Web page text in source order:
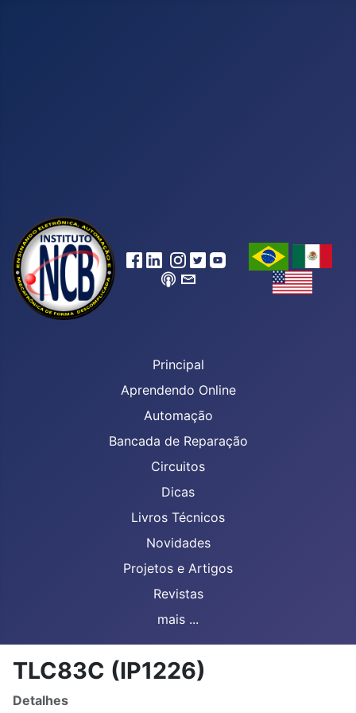
Principal
Aprendendo Online
Automação
Bancada de Reparação
Circuitos
Dicas
Livros Técnicos
Novidades
Projetos e Artigos
Revistas
mais ...
TLC83C (IP1226)
Detalhes